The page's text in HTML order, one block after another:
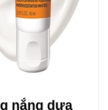
nắng dựa